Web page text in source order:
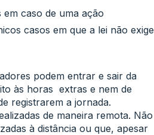
caso de uma ação
casos em que a lei não exige
podem entrar e sair da
às horas extras e nem de
registrarem a jornada.
de maneira remota. Não
à distância ou que, apesar